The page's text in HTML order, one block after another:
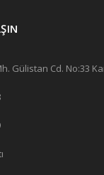
Gülistan Cd. No:33